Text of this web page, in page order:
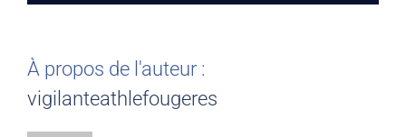
À propos de l'auteur :
vigilanteathlefougeres